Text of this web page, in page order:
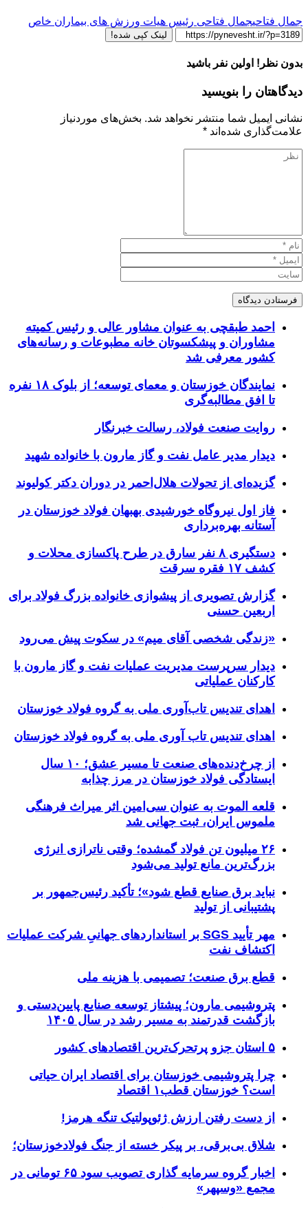
جمال فتاحیجمال فتاحی رئیس هیات ورزش های بیماران خاص
لینک کپی شده!
بدون نظر! اولین نفر باشید
دیدگاهتان را بنویسید
نشانی ایمیل شما منتشر نخواهد شد. بخش‌های موردنیاز
علامت‌گذاری شده‌اند *
احمد طبقچی به عنوان مشاور عالی و رئیس کمیته
مشاوران و پیشکسوتان خانه مطبوعات و رسانه‌های
کشور معرفی شد
نمایندگان خوزستان و معمای توسعه؛ از بلوک ۱۸ نفره
تا افق مطالبه‌گری
روایت صنعت فولاد،‌ رسالت خبرنگار
دیدار مدیر عامل نفت و گاز مارون با خانواده شهید
گزیده‌ای از تحولات هلال‌احمر در دوران دکتر کولیوند
فاز اول نیروگاه خورشیدی بهبهان فولاد خوزستان در
آستانه بهره‌برداری
دستگیری ۸ نفر سارق در طرح پاکسازی محلات و
کشف ۱۷ فقره سرقت
گزارش تصویری از پیشوازی خانواده بزرگ فولاد برای
اربعین حسنی
«زندگی شخصی آقای میم» در سکوت پیش می‌رود
دیدار سرپرست مدیریت عملیات نفت و گاز مارون با
کارکنان عملیاتی
اهدای تندیس تاب‌آوری ملی به گروه فولاد خوزستان
اهدای تندیس تاب آوری ملی به گروه فولاد خوزستان
از چرخ‌دنده‌های صنعت تا مسیر عشق؛ ۱۰ سال
ایستادگی فولاد خوزستان در مرز چذابه
قلعه الموت به عنوان سی‌امین اثر میراث‌ فرهنگی
ملموس ایران، ثبت جهانی شد
۲۶ میلیون تن فولاد گمشده؛ وقتی ناترازی انرژی
بزرگ‌ترین مانع تولید می‌شود
نباید برق صنایع قطع شود»؛ تأکید رئیس‌جمهور بر
پشتیبانی از تولید
مهر تأیید SGS بر استانداردهای جهانیِ شرکت عملیات
اکتشاف نفت
قطع برق صنعت؛ تصمیمی با هزینه ملی
پتروشیمی مارون؛ پیشتاز توسعه صنایع پایین‌دستی و
بازگشت قدرتمند به مسیر رشد در سال ۱۴۰۵
۵ استان جزو پرتحرک‌ترین اقتصاد‌های کشور
چرا پتروشیمی خوزستان برای اقتصاد ایران حیاتی
است؟ خوزستان قطب۱ اقتصاد
از دست رفتن ارزش ژئوپولتیک تنگه هرمز!
شلاق‌ بی‌برقی، بر پیکر خسته‌ از جنگ فولادخوزستان؛
اخبار گروه سرمایه گذاری تصویب سود ۶۵ تومانی در
مجمع «وسپهر»